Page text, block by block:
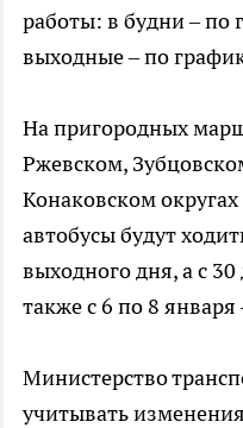
работы: в будни – по
выходные – по
На пригородных
Ржевском,
Конаковском
автобусы будут
выходного дня, а с
также с 6 по 8
Министерство
учитывать